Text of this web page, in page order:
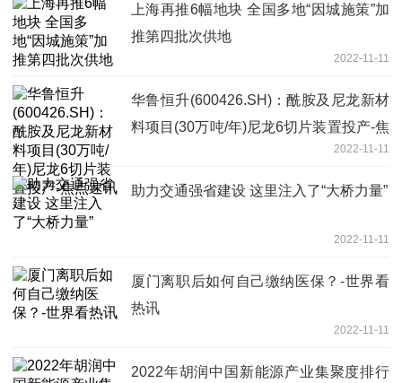
上海再推6幅地块 全国多地“因城施策”加
推第四批次供地
2022-11-11
华鲁恒升(600426.SH)：酰胺及尼龙新材
料项目(30万吨/年)尼龙6切片装置投产-焦
2022-11-11
助力交通强省建设 这里注入了“大桥力量”
2022-11-11
厦门离职后如何自己缴纳医保？-世界看
热讯
2022-11-11
2022年胡润中国新能源产业集聚度排行